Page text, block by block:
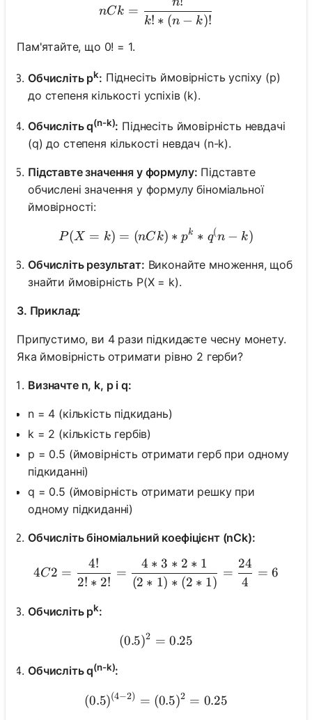
nCk = \frac{n!}{k! * (n-
nCk =
k! ∗ (n − k)!
Пам'ятайте, що 0! = 1.
Обчисліть pk: Піднесіть ймовірність успіху (p)
до степеня кількості успіхів (k).
Обчисліть q(n-k): Піднесіть ймовірність невдачі
(q) до степеня кількості невдач (n-k).
Підставте значення у формулу: Підставте
обчислені значення у формулу біноміальної
ймовірності:
P(X = k) = (nCk) * p^k *
P(X = k) = (nCk) ∗ pk ∗ q(n − k)
Обчисліть результат: Виконайте множення, щоб
знайти ймовірність P(X = k).
3. Приклад:
Припустимо, ви 4 рази підкидаєте чесну монету.
Яка ймовірність отримати рівно 2 герби?
Визначте n, k, p і q:
n = 4 (кількість підкидань)
k = 2 (кількість гербів)
p = 0.5 (ймовірність отримати герб при одному
підкиданні)
q = 0.5 (ймовірність отримати решку при
одному підкиданні)
Обчисліть біноміальний коефіцієнт (nCk):
4C2 = \frac{4!}{2! * 2!}
4C2 =
2! ∗ 2!
4!
=
(2 ∗ 1) ∗ (2 ∗ 1)
4 ∗ 3 ∗ 2 ∗ 1
=
4
24
= 6
Обчисліть pk:
(0.5)^2 = 0.25
(0.5)2 = 0.25
Обчисліть q(n-k):
(0.5)^{(4-2)} = (0.5)^2 =
(0.5)(4−2) = (0.5)2 = 0.25